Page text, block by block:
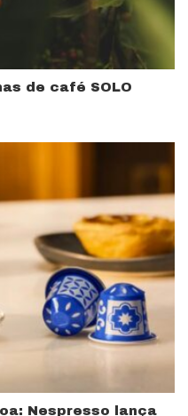
de café SOLO
Nespresso lança